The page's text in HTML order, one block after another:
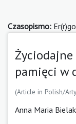
Czasopismo:
Życiodajne
pamięci w
(Article in Polish/
Anna Maria Bielak